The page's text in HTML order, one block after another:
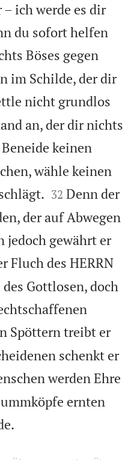
ich werde es dir
du sofort helfen
Böses gegen
im Schilde, der dir
nicht grundlos
an, der dir nichts
Beneide keinen
wähle keinen


32 Denn der
der auf Abwegen
gewährt er
Fluch des HERRN
Gottlosen, doch
Spöttern treibt er
schenkt er
werden Ehre
ernten